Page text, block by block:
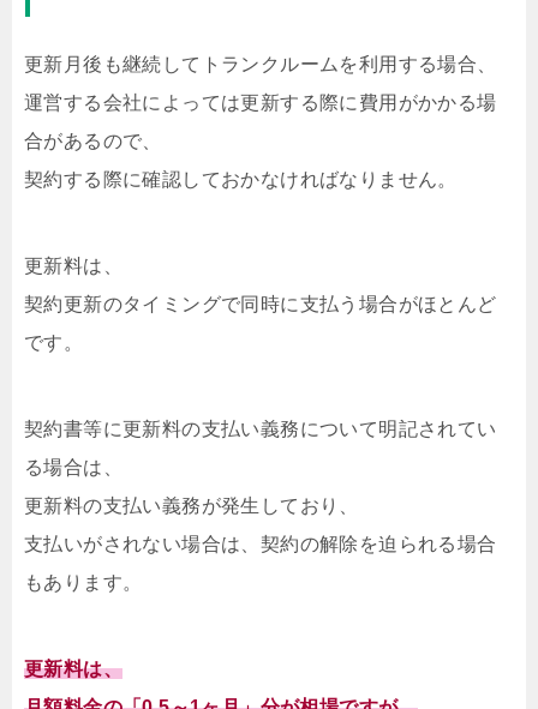
更新月後も継続してトランクルームを利用する場合、
運営する会社によっては更新する際に費用がかかる場
合があるので、
契約する際に確認しておかなければなりません。
更新料は、
契約更新のタイミングで同時に支払う場合がほとんど
です。
契約書等に更新料の支払い義務について明記されてい
る場合は、
更新料の支払い義務が発生しており、
支払いがされない場合は、契約の解除を迫られる場合
もあります。
更新料は、